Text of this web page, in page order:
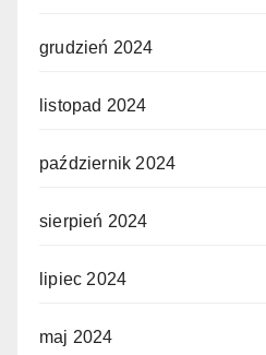
grudzień 2024
listopad 2024
październik 2024
sierpień 2024
lipiec 2024
maj 2024